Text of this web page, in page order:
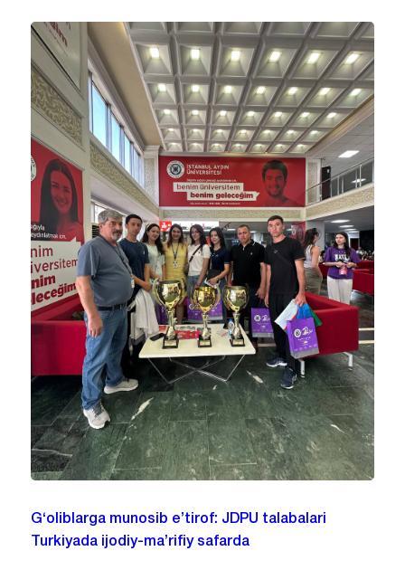
G‘oliblarga munosib e’tirof: JDPU talabalari
Turkiyada ijodiy-ma’rifiy safarda